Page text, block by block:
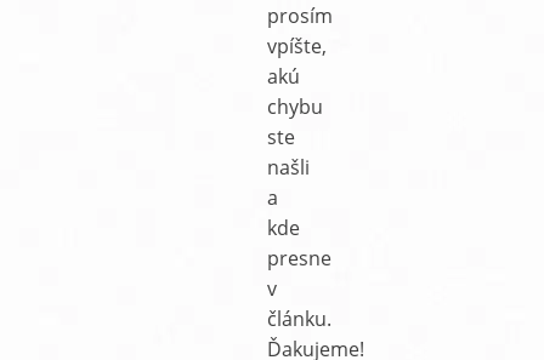
prosím
vpíšte,
akú
chybu
ste
našli
a
kde
presne
v
článku.
Ďakujeme!